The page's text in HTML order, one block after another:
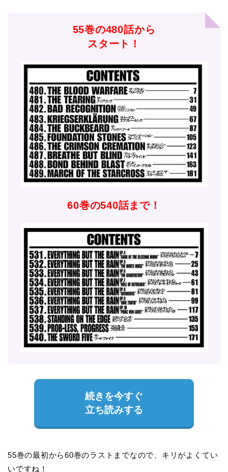
55巻の480話から
スタート！
60巻の540話まで！
続きを今すぐ
立ち読みする
55巻の最初から60巻のラストまでなので、キリがよくてい
いですね！